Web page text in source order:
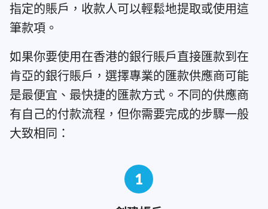
指定的賬戶，收款人可以輕鬆地提取或使用這
筆款項。
如果你要使用在香港的銀行賬戶直接匯款到在
肯亞的銀行賬戶，選擇專業的匯款供應商可能
是最便宜、最快捷的匯款方式。不同的供應商
有自己的付款流程，但你需要完成的步驟一般
大致相同：
1